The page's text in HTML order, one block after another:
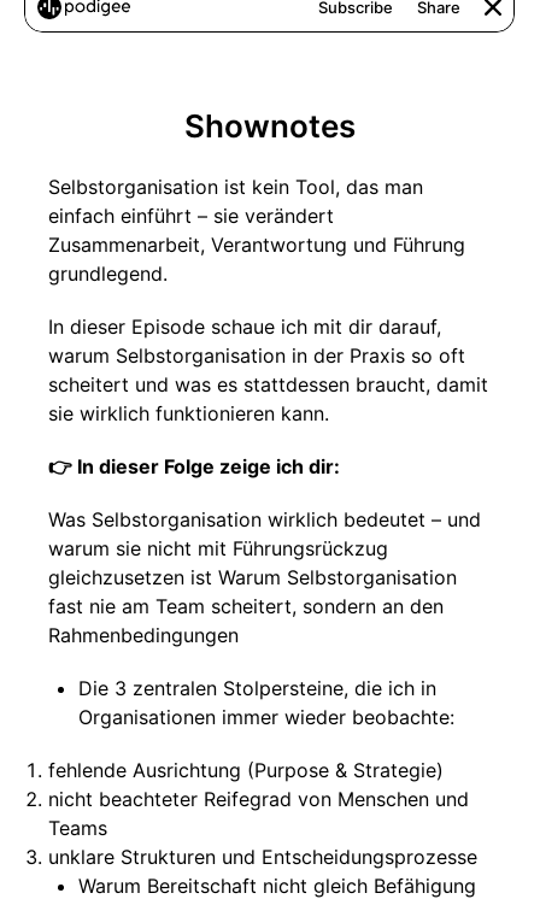
Shownotes
Selbstorganisation ist kein Tool, das man
einfach einführt – sie verändert
Zusammenarbeit, Verantwortung und Führung
grundlegend.
In dieser Episode schaue ich mit dir darauf,
warum Selbstorganisation in der Praxis so oft
scheitert und was es stattdessen braucht, damit
sie wirklich funktionieren kann.
👉 In dieser Folge zeige ich dir:
Was Selbstorganisation wirklich bedeutet – und
warum sie nicht mit Führungsrückzug
gleichzusetzen ist Warum Selbstorganisation
fast nie am Team scheitert, sondern an den
Rahmenbedingungen
Die 3 zentralen Stolpersteine, die ich in
Organisationen immer wieder beobachte:
fehlende Ausrichtung (Purpose & Strategie)
nicht beachteter Reifegrad von Menschen und
Teams
unklare Strukturen und Entscheidungsprozesse
Warum Bereitschaft nicht gleich Befähigung